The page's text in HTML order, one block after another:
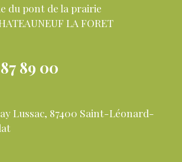
du pont de la prairie
LA FORET
89 00
Lussac, 87400 Saint-Léonard-